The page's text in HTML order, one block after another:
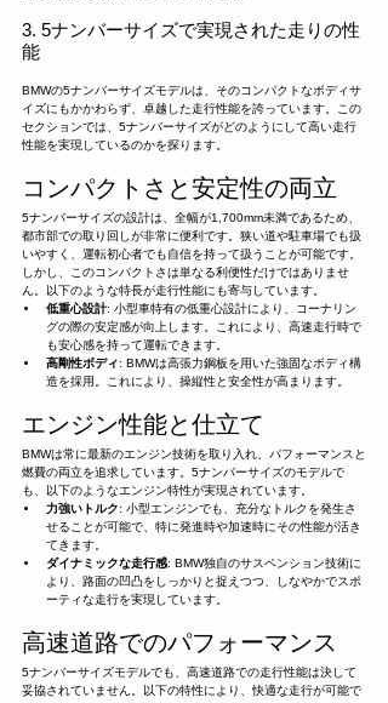
3. 5ナンバーサイズで実現された走りの性
能
BMWの5ナンバーサイズモデルは、そのコンパクトなボディサ
イズにもかかわらず、卓越した走行性能を誇っています。この
セクションでは、5ナンバーサイズがどのようにして高い走行
性能を実現しているのかを探ります。
コンパクトさと安定性の両立
5ナンバーサイズの設計は、全幅が1,700mm未満であるため、
都市部での取り回しが非常に便利です。狭い道や駐車場でも扱
いやすく、運転初心者でも自信を持って扱うことが可能です。
しかし、このコンパクトさは単なる利便性だけではありませ
ん。以下のような特長が走行性能にも寄与しています。
低重心設計: 小型車特有の低重心設計により、コーナリン
グの際の安定感が向上します。これにより、高速走行時で
も安心感を持って運転できます。
高剛性ボディ: BMWは高張力鋼板を用いた強固なボディ構
造を採用。これにより、操縦性と安全性が高まります。
エンジン性能と仕立て
BMWは常に最新のエンジン技術を取り入れ、パフォーマンスと
燃費の両立を追求しています。5ナンバーサイズのモデルで
も、以下のようなエンジン特性が実現されています。
力強いトルク: 小型エンジンでも、充分なトルクを発生さ
せることが可能で、特に発進時や加速時にその性能が活き
てきます。
ダイナミックな走行感: BMW独自のサスペンション技術に
より、路面の凹凸をしっかりと捉えつつ、しなやかでスポ
ーティな走行を実現しています。
高速道路でのパフォーマンス
5ナンバーサイズモデルでも、高速道路での走行性能は決して
妥協されていません。以下の特性により、快適な走行が可能で